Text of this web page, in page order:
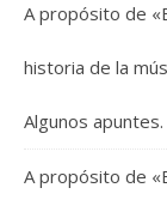
A propósito de
historia de la
Algunos
A propósito de